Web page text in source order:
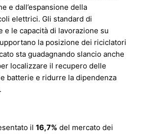
e dall’espansione della
elettrici. Gli standard di
e le capacità di lavorazione su
la posizione dei riciclatori
sta guadagnando slancio anche
localizzare il recupero delle
batterie e ridurre la dipendenza
il16,7% del mercato dei